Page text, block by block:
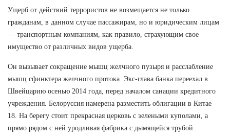
Ущерб от действий террористов не возмещается не только
гражданам, в данном случае пассажирам, но и юридическим лицам
— транспортным компаниям, как правило, страхующим свое
имущество от различных видов ущерба.
Он вызывает сокращение мышц желчного пузыря и расслабление
мышц сфинктера желчного протока. Экс-глава банка переехал в
Швейцарию осенью 2014 года, перед началом санации кредитного
учреждения. Белоруссия намерена разместить облигации в Китае
18. На берегу стоит прекрасная церковь с зелеными куполами, а
прямо рядом с ней уродливая фабрика с дымящейся трубой.